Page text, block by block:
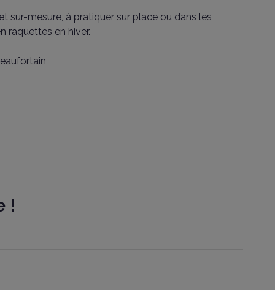
sur-mesure, à pratiquer sur place ou dans les
raquettes en hiver.
!